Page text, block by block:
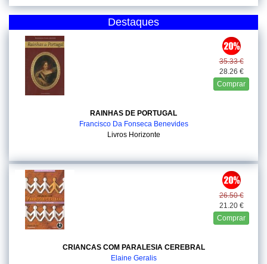
Destaques
35.33 €
28.26 €
Comprar
RAINHAS DE PORTUGAL
Francisco Da Fonseca Benevides
Livros Horizonte
26.50 €
21.20 €
Comprar
CRIANCAS COM PARALESIA CEREBRAL
Elaine Geralis